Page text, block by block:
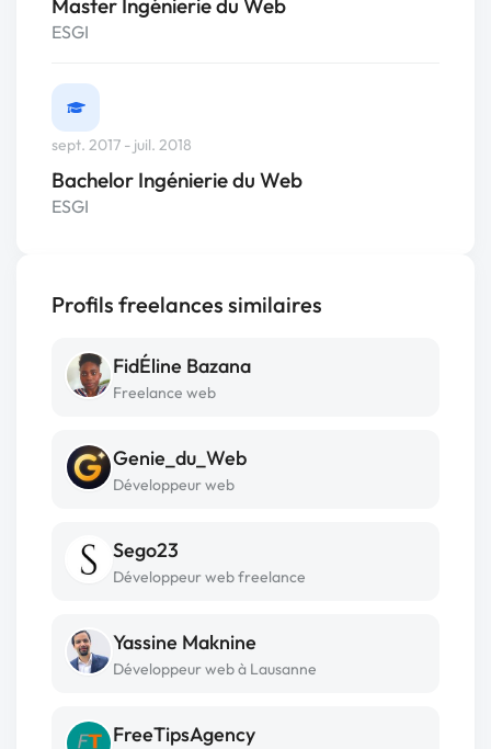
Master Ingénierie du Web
ESGI
sept. 2017 - juil. 2018
Bachelor Ingénierie du Web
ESGI
Profils freelances similaires
FidÉline Bazana
Freelance web
Genie_du_Web
Développeur web
Sego23
Développeur web freelance
Yassine Maknine
Développeur web à Lausanne
FreeTipsAgency